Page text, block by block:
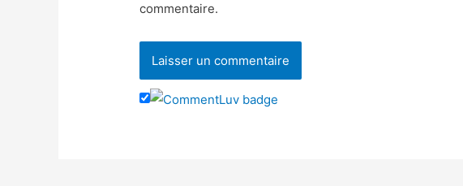
commentaire.